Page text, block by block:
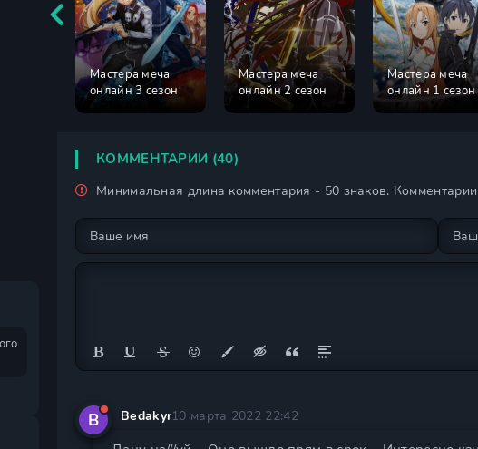
Мастера меча
онлайн 3 сезон
Мастера меча
онлайн 2 сезон
Мастера меча
онлайн 1 сезон
КОММЕНТАРИИ (40)
Минимальная длина комментария - 50 знаков.
B Bedakyr10 марта 2022 22:42